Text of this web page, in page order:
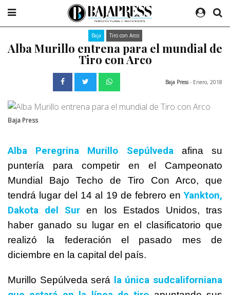
Baja Tiro con Arco
Alba Murillo entrena para el mundial de
Tiro con Arco
Baja Press - Enero, 2018
Baja Press
Alba Peregrina Murillo Sepúlveda afina su
puntería para competir en el Campeonato
Mundial Bajo Techo de Tiro Con Arco, que
tendrá lugar del 14 al 19 de febrero enYankton,
Dakota del Sur en los Estados Unidos, tras
haber ganado su lugar en el clasificatorio que
realizó la federación el pasado mes de
diciembre en la capital del país.
Murillo Sepúlveda será la única sudcaliforniana